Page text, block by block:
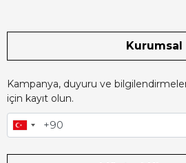
Kurumsal
Kampanya, duyuru ve
için kayıt olun.